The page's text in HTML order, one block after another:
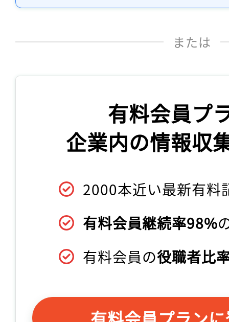
または
有料会員プ
企業内の情報収
2000本近い最新有料
有料会員継続率98%
有料会員の役職者比